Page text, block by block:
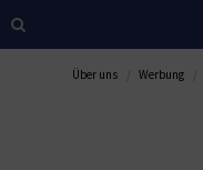
Über uns Werbung